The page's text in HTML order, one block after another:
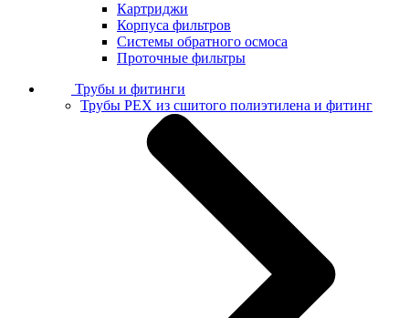
Картриджи
Корпуса фильтров
Системы обратного осмоса
Проточные фильтры
Трубы и фитинги
Трубы PEX из сшитого полиэтилена и фитинг